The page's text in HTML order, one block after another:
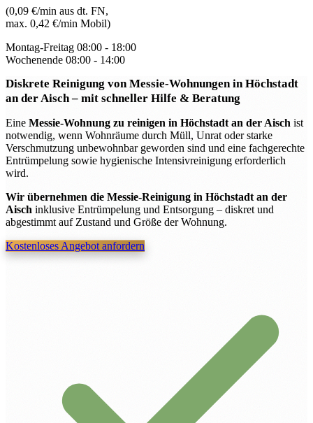
(0,09 €/min aus dt. FN,
max. 0,42 €/min Mobil)
Montag-Freitag 08:00 - 18:00
Wochenende 08:00 - 14:00
Diskrete Reinigung von Messie-Wohnungen in Höchstadt
an der Aisch– mit schneller Hilfe & Beratung
Eine Messie-Wohnung zu reinigen in Höchstadt an der Aisch ist
notwendig, wenn Wohnräume durch Müll, Unrat oder starke
Verschmutzung unbewohnbar geworden sind und eine fachgerechte
Entrümpelung sowie hygienische Intensivreinigung erforderlich
wird.
Wir übernehmen die Messie-Reinigung in Höchstadt an der
Aisch inklusive Entrümpelung und Entsorgung – diskret und
abgestimmt auf Zustand und Größe der Wohnung.
Kostenloses Angebot anfordern